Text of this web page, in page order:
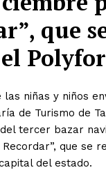
que
niñas y niños
de Turismo de
tercer bazar
que se
del estado.